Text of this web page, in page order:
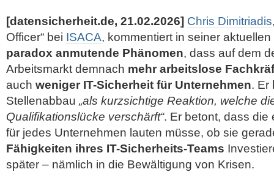
[datensicherheit.de, 21.02.2026] Chris Dimitriadis
Officer“ bei ISACA, kommentiert in seiner
paradox anmutende Phänomen, dass auf dem
Arbeitsmarkt demnach mehr arbeitslose
auch weniger IT-Sicherheit für Unternehmen. Er
Stellenabbau „als kurzsichtige Reaktion, welche
Qualifikationslücke verschärft“. Er betont, dass die
für jedes Unternehmen lauten müsse, ob sie
Fähigkeiten ihres IT-Sicherheits-Teams
später – nämlich in die Bewältigung von Krisen.